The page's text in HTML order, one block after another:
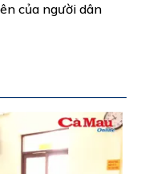
của người dân